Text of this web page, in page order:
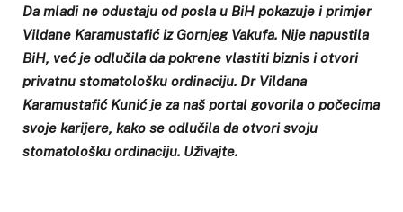
Da mladi ne odustaju od posla u BiH pokazuje i primjer
Vildane Karamustafić iz Gornjeg Vakufa. Nije napustila
BiH, već je odlučila da pokrene vlastiti biznis i otvori
privatnu stomatološku ordinaciju. Dr Vildana
Karamustafić Kunić je za naš portal govorila o počecima
svoje karijere, kako se odlučila da otvori svoju
stomatološku ordinaciju. Uživajte.